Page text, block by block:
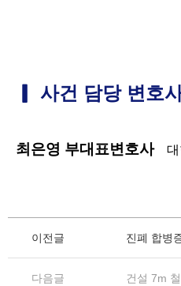
▎ 사건 담당 변호
최은영 부대표변호사대
이전글 진폐 합병
다음글 건설 7m